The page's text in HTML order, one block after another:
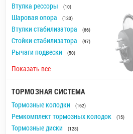
Втулка рессоры (10)
Шаровая опора (133)
Втулки стабилизатора (66)
Стойки стабилизатора (97)
Рычаги подвески (50)
Показать все
ТОРМОЗНАЯ СИСТЕМА
Тормозные колодки (162)
Ремкомплект тормозных колодок (15)
Тормозные диски (128)